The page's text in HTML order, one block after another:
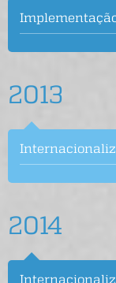
2013
2014